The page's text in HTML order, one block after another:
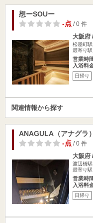
想ーSOUー
-点 / 0 件
大阪府
松屋町
最寄り
営業時
入浴料
日帰り
関連情報から探す
ANAGULA（アナグラ）
-点 / 0 件
大阪府
渡辺橋
最寄り
営業時
入浴料
日帰り